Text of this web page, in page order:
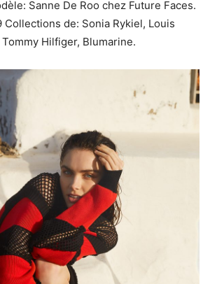
Sanne De Roo chez Future Faces.
Collections de: Sonia Rykiel, Louis
Hilfiger, Blumarine.